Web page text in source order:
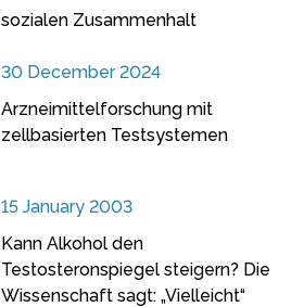
sozialen Zusammenhalt
30 December 2024
Arzneimittelforschung mit
zellbasierten Testsystemen
15 January 2003
Kann Alkohol den
Testosteronspiegel steigern? Die
Wissenschaft sagt: „Vielleicht“